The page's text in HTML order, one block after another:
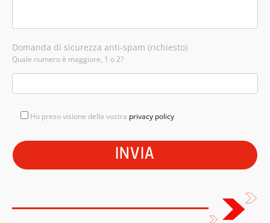
Domanda di sicurezza anti-spam (richiesto)
Quale numero è maggiore, 1 o 2?
Ho preso visione della vostra privacy policy